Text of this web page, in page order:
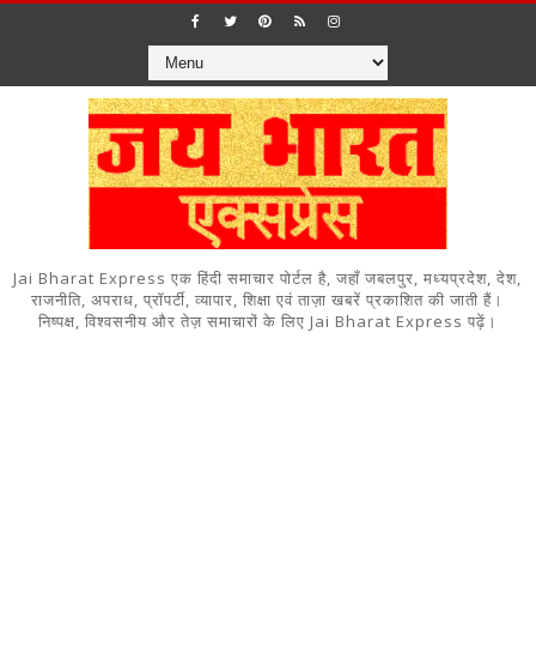
Jai Bharat Express एक हिंदी समाचार पोर्टल है, जहाँ जबलपुर, मध्यप्रदेश, देश,
राजनीति, अपराध, प्रॉपर्टी, व्यापार, शिक्षा एवं ताज़ा खबरें प्रकाशित की जाती हैं।
निष्पक्ष, विश्वसनीय और तेज़ समाचारों के लिए Jai Bharat Express पढ़ें।